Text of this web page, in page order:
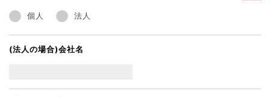
個人 法人
(法人の場合)会社名